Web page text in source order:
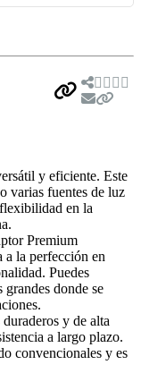
y eficiente. Este
varias fuentes de luz
en la
Premium
la perfección en
Puedes
grandes donde se
y de alta
a largo plazo.
convencionales y es